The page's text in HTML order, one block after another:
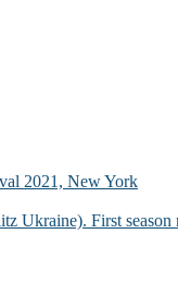
2021, New York
Ukraine). First season